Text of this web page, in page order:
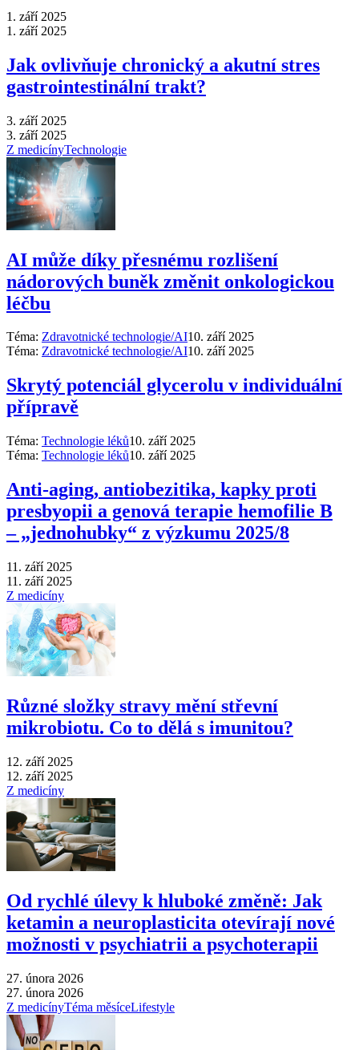
1. září 2025
1. září 2025
Jak ovlivňuje chronický a akutní stres
gastrointestinální trakt?
3. září 2025
3. září 2025
Z medicínyTechnologie
AI může díky přesnému rozlišení
nádorových buněk změnit onkologickou
léčbu
Téma: Zdravotnické technologie/AI10. září 2025
Téma: Zdravotnické technologie/AI10. září 2025
Skrytý potenciál glycerolu v individuální
přípravě
Téma: Technologie léků10. září 2025
Téma: Technologie léků10. září 2025
Anti‑aging, antiobezitika, kapky proti
presbyopii a genová terapie hemofilie B
–⁠ „jednohubky“ z výzkumu 2025/8
11. září 2025
11. září 2025
Z medicíny
Různé složky stravy mění střevní
mikrobiotu. Co to dělá s imunitou?
12. září 2025
12. září 2025
Z medicíny
Od rychlé úlevy k hluboké změně: Jak
ketamin a neuroplasticita otevírají nové
možnosti v psychiatrii a psychoterapii
27. února 2026
27. února 2026
Z medicínyTéma měsíceLifestyle